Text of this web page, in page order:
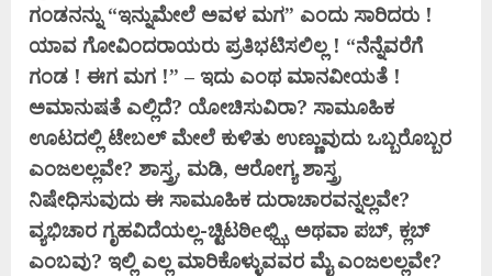
ಗಂಡನನ್ನು “ಇನ್ನುಮೇಲೆ ಅವಳ ಮಗ” ಎಂದು ಸಾರಿದರು !
ಯಾವ ಗೋವಿಂದರಾಯರು ಪ್ರತಿಭಟಿಸಲಿಲ್ಲ ! “ನೆನ್ನೆವರೆಗೆ
ಗಂಡ ! ಈಗ ಮಗ !” – ಇದು ಎಂಥ ಮಾನವೀಯತೆ !
ಅಮಾನುಷತೆ ಎಲ್ಲಿದೆ? ಯೋಚಿಸುವಿರಾ? ಸಾಮೂಹಿಕ
ಊಟದಲ್ಲಿ ಟೇಬಲ್ ಮೇಲೆ ಕುಳಿತು ಉಣ್ಣುವುದು ಒಬ್ಬರೊಬ್ಬರ
ಎಂಜಲಲ್ಲವೇ? ಶಾಸ್ತ್ರ, ಮಡಿ, ಆರೋಗ್ಯ ಶಾಸ್ತ್ರ
ನಿಷೇಧಿಸುವುದು ಈ ಸಾಮೂಹಿಕ ದುರಾಚಾರವನ್ನಲ್ಲವೇ?
ವ್ಯಭಿಚಾರ ಗೃಹವಿದೆಯಲ್ಲ-ಚ್ಟಿಟಠಿeಛ್ಝಿ, ಅಥವಾ ಪಬ್, ಕ್ಲಬ್
ಎಂಬವು? ಇಲ್ಲಿ ಎಲ್ಲ ಮಾರಿಕೊಳ್ಳುವವರ ಮೈ ಎಂಜಲಲ್ಲವೇ?